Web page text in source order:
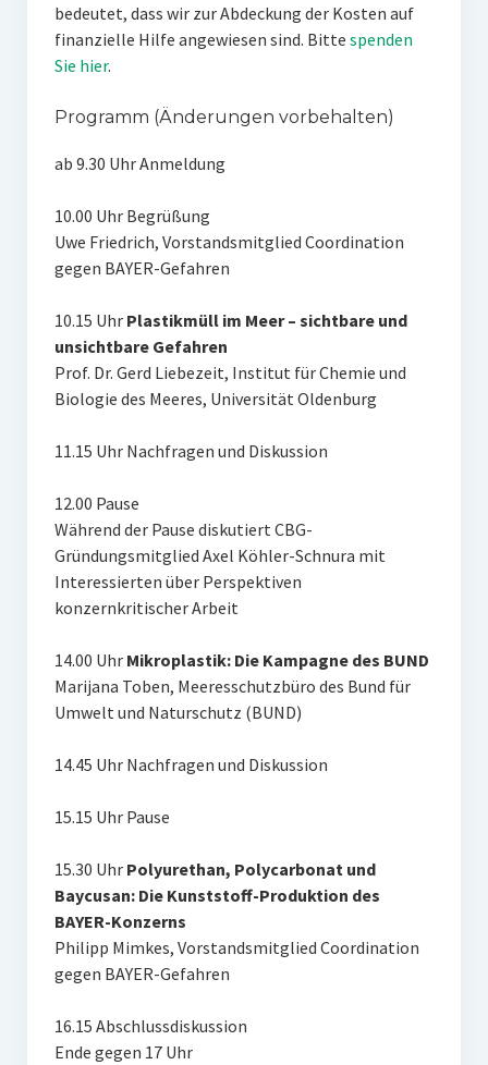
bedeutet, dass wir zur Abdeckung der Kosten auf
finanzielle Hilfe angewiesen sind. Bitte spenden
Sie hier.
Programm (Änderungen vorbehalten)
ab 9.30 Uhr Anmeldung
10.00 Uhr Begrüßung
Uwe Friedrich, Vorstandsmitglied Coordination
gegen BAYER-Gefahren
10.15 Uhr Plastikmüll im Meer – sichtbare und
unsichtbare Gefahren
Prof. Dr. Gerd Liebezeit, Institut für Chemie und
Biologie des Meeres, Universität Oldenburg
11.15 Uhr Nachfragen und Diskussion
12.00 Pause
Während der Pause diskutiert CBG-
Gründungsmitglied Axel Köhler-Schnura mit
Interessierten über Perspektiven
konzernkritischer Arbeit
14.00 Uhr Mikroplastik: Die Kampagne des BUND
Marijana Toben, Meeresschutzbüro des Bund für
Umwelt und Naturschutz (BUND)
14.45 Uhr Nachfragen und Diskussion
15.15 Uhr Pause
15.30 Uhr Polyurethan, Polycarbonat und
Baycusan: Die Kunststoff-Produktion des
BAYER-Konzerns
Philipp Mimkes, Vorstandsmitglied Coordination
gegen BAYER-Gefahren
16.15 Abschlussdiskussion
Ende gegen 17 Uhr